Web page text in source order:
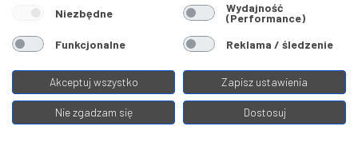
Porównaj
Niezbędne Wydajność
(Performance)
Funkcjonalne
Reklama / śledzenie
Akceptuj wszystko Zapisz ustawienia
Nie zgadzam się Dostosuj